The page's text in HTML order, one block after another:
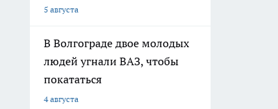
5 августа
В Волгограде двое молодых
людей угнали ВАЗ, чтобы
покататься
4 августа